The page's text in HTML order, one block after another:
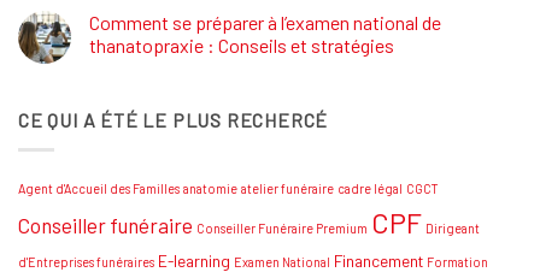
SUD
Réaliser
votre
rêve
Comment se préparer à l’examen national de
thanatopraxie : Conseils et stratégies
Comment
se
national
thanatopraxie
Conseils
CE QUI A ÉTÉ LE PLUS RECHERCÉ
Agent d'Accueil des Familles anatomie atelier funéraire cadre légal CGCT
Conseiller funéraire Conseiller Funéraire Premium CPF Dirigeant
d'Entreprises funéraires E-learning Examen National Financement Formation